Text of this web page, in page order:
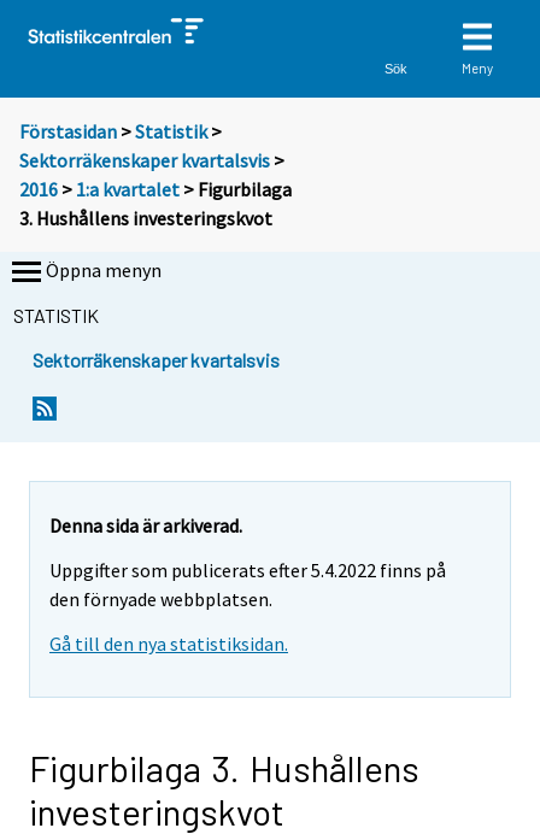
Sök Meny
Förstasidan >Statistik >
Sektorräkenskaper kvartalsvis >
2016 > 1:a kvartalet > Figurbilaga
3. Hushållens investeringskvot
Öppna menyn
STATISTIK
Sektorräkenskaper kvartalsvis
Denna sida är arkiverad.
Uppgifter som publicerats efter 5.4.2022 finns på
den förnyade webbplatsen.
Gå till den nya statistiksidan.
Figurbilaga 3. Hushållens
investeringskvot